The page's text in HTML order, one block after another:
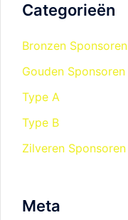
Categorieën
Bronzen Sponsoren
Gouden Sponsoren
Type A
Type B
Zilveren Sponsoren
Meta